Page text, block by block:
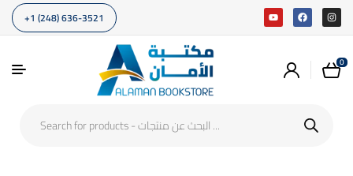
+1 (248) 636-3521
0